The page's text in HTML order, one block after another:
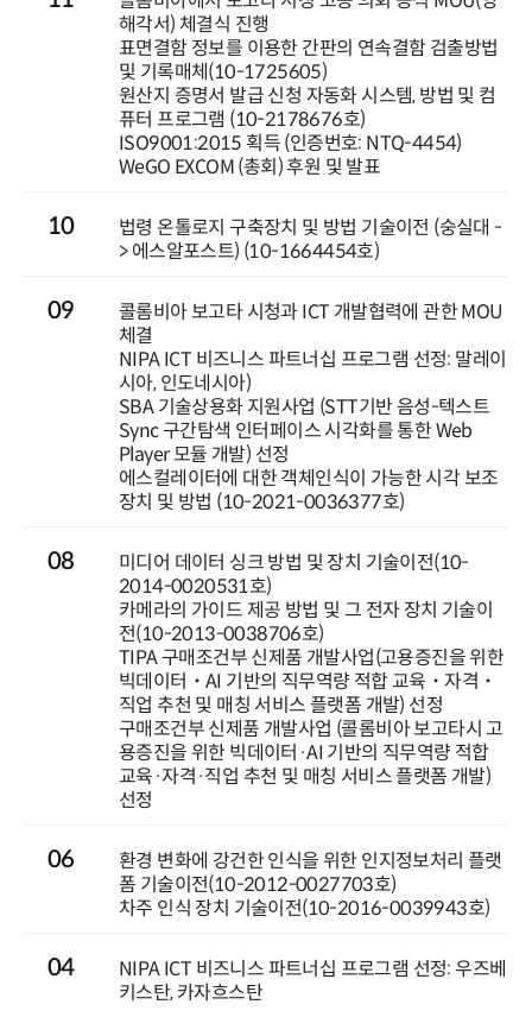
해각서) 체결식 진행
표면결함 정보를 이용한 간판의 연속결함 검출방법
및 기록매체(10-1725605)
원산지 증명서 발급 신청 자동화 시스템, 방법 및 컴
퓨터 프로그램 (10-2178676호)
ISO9001:2015 획득 (인증번호: NTQ-4454)
WeGO EXCOM (총회) 후원 및 발표
10
법령 온톨로지 구축장치 및 방법 기술이전 (숭실대 -
> 에스알포스트) (10-1664454호)
09
콜롬비아 보고타 시청과 ICT 개발협력에 관한 MOU
체결
NIPA ICT 비즈니스 파트너십 프로그램 선정: 말레이
시아, 인도네시아)
SBA 기술상용화 지원사업 (STT기반 음성-텍스트
Sync 구간탐색 인터페이스 시각화를 통한 Web
Player 모듈 개발) 선정
에스컬레이터에 대한 객체인식이 가능한 시각 보조
장치 및 방법 (10-2021-0036377호)
08
미디어 데이터 싱크 방법 및 장치 기술이전(10-
2014-0020531호)
카메라의 가이드 제공 방법 및 그 전자 장치 기술이
전(10-2013-0038706호)
TIPA 구매조건부 신제품 개발사업(고용증진을 위한
빅데이터˙AI 기반의 직무역량 적합 교육˙자격˙
직업 추천 및 매칭 서비스 플랫폼 개발) 선정
구매조건부 신제품 개발사업 (콜롬비아 보고타시 고
용증진을 위한 빅데이터·AI 기반의 직무역량 적합
교육·자격·직업 추천 및 매칭 서비스 플랫폼 개발)
선정
06
환경 변화에 강건한 인식을 위한 인지정보처리 플랫
폼 기술이전(10-2012-0027703호)
차주 인식 장치 기술이전(10-2016-0039943호)
04
NIPA ICT 비즈니스 파트너십 프로그램 선정: 우즈베
키스탄, 카자흐스탄